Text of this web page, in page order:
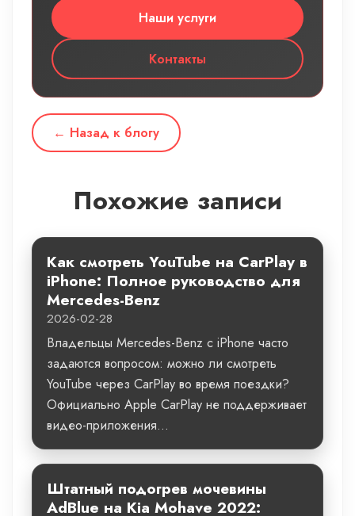
Наши услуги
Контакты
← Назад к блогу
Похожие записи
Как смотреть YouTube на CarPlay в
iPhone: Полное руководство для
Mercedes-Benz
2026-02-28
Владельцы Mercedes-Benz с iPhone часто
задаются вопросом: можно ли смотреть
YouTube через CarPlay во время поездки?
Официально Apple CarPlay не поддерживает
видео-приложения...
Штатный подогрев мочевины
AdBlue на Kia Mohave 2022: